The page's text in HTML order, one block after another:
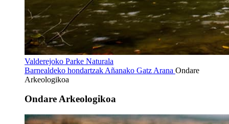
Valderejoko Parke Naturala
Barnealdeko hondartzak Añanako Gatz Arana Ondare
Arkeologikoa
Ondare Arkeologikoa